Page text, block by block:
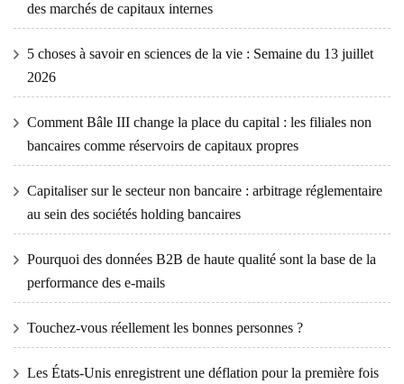
des marchés de capitaux internes
5 choses à savoir en sciences de la vie : Semaine du 13 juillet
2026
Comment Bâle III change la place du capital : les filiales non
bancaires comme réservoirs de capitaux propres
Capitaliser sur le secteur non bancaire : arbitrage réglementaire
au sein des sociétés holding bancaires
Pourquoi des données B2B de haute qualité sont la base de la
performance des e-mails
Touchez-vous réellement les bonnes personnes ?
Les États-Unis enregistrent une déflation pour la première fois